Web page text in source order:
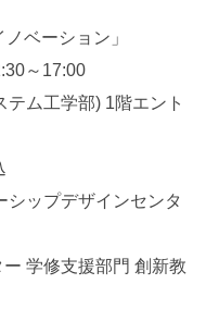
ベーション」
～17:00
ム工学部) 1階エント
シップデザインセンタ
学修支援部門 創新教